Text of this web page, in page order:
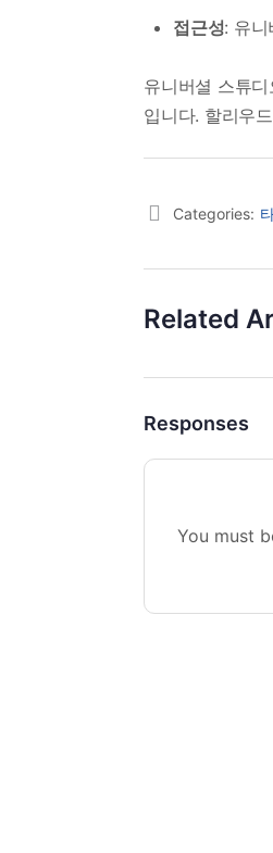
접근성: 유
유니버셜 스튜
입니다. 할리우
Categories:
Related
Responses
You must